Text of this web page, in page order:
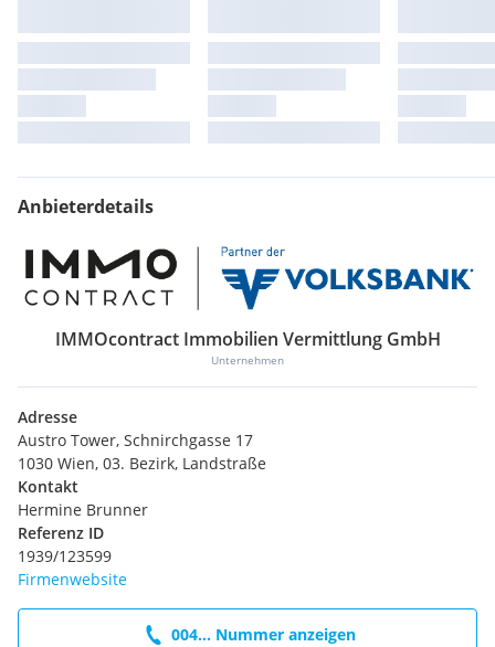
Anbieterdetails
IMMOcontract Immobilien Vermittlung GmbH
Unternehmen
Adresse
Austro Tower, Schnirchgasse 17
1030 Wien, 03. Bezirk, Landstraße
Kontakt
Hermine Brunner
Referenz ID
1939/123599
Firmenwebsite
004... Nummer anzeigen